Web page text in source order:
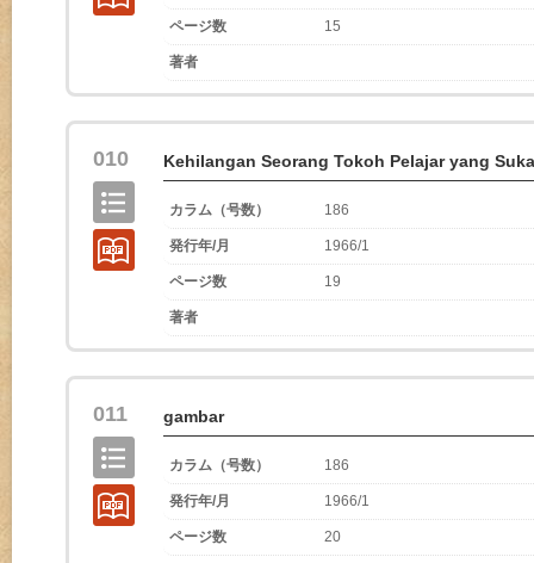
ページ数 15
著者
010 Kehilangan Seorang Tokoh Pelajar yang
カラム（号数） 186
発行年/月 1966/1
ページ数 19
著者
011 gambar
カラム（号数） 186
発行年/月 1966/1
ページ数 20